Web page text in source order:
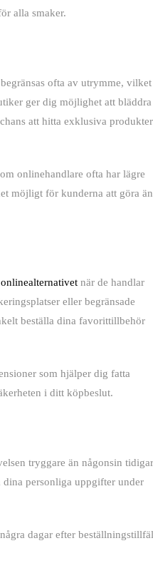
alla smaker.
ofta av utrymme, vilket
ger dig möjlighet att bläddra
att hitta exklusiva produkter
onlinehandlare ofta har lägre
möjligt för kunderna att göra
när de handlar
eller begränsade
beställa dina favorittillbehör
som hjälper dig fatta
i ditt köpbeslut.
tryggare än någonsin
personliga uppgifter under
dagar efter